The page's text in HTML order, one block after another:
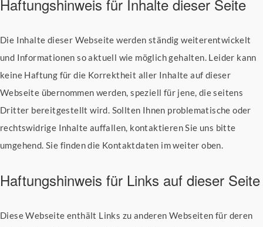
Haftungshinweis für Inhalte dieser Seite
Die Inhalte dieser Webseite werden ständig weiterentwickelt
und Informationen so aktuell wie möglich gehalten. Leider kann
keine Haftung für die Korrektheit aller Inhalte auf dieser
Webseite übernommen werden, speziell für jene, die seitens
Dritter bereitgestellt wird. Sollten Ihnen problematische oder
rechtswidrige Inhalte auffallen, kontaktieren Sie uns bitte
umgehend. Sie finden die Kontaktdaten im weiter oben.
Haftungshinweis für Links auf dieser Seite
Diese Webseite enthält Links zu anderen Webseiten für deren